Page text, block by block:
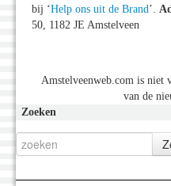
bij ‘Help ons uit de Brand ’.
50, 1182 JE Amstelveen
Amstelveenweb.com is niet
van de
Zoeken